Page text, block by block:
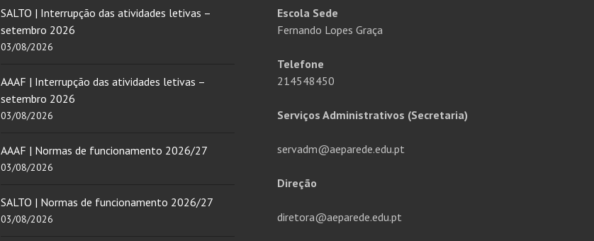
SALTO | Interrupção das atividades letivas –
setembro 2026
03/08/2026
AAAF | Interrupção das atividades letivas –
setembro 2026
03/08/2026
AAAF | Normas de funcionamento 2026/27
03/08/2026
SALTO | Normas de funcionamento 2026/27
03/08/2026
Escola Sede
Fernando Lopes Graça
Telefone
214548450
Serviços Administrativos (Secretaria)
servadm@aeparede.edu.pt
Direção
diretora@aeparede.edu.pt